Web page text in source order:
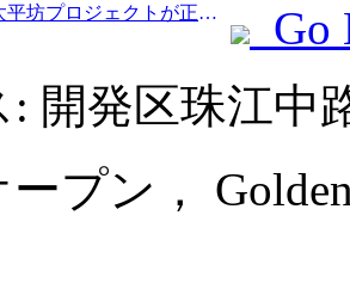
Prev:西安曲江太平坊プロジェクトが正式に着工し、総建築面積は13万7000平方メートルとなる。
Go
: 開発区珠江中
プン，